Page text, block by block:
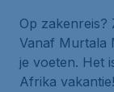
Op zakenreis?
Vanaf Murtala
je voeten. Het
Afrika